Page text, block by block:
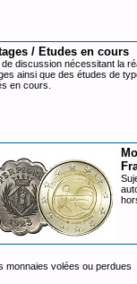
/ Etudes en cours
de discussion nécessitant la
ainsi que des études de
en cours.
monnaies volées ou perdues